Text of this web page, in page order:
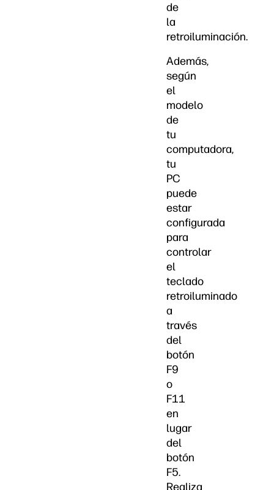
de
la
retroiluminación.
Además,
según
el
modelo
de
tu
computadora,
tu
PC
puede
estar
configurada
para
controlar
el
teclado
retroiluminado
a
través
del
botón
F9
o
F11
en
lugar
del
botón
F5.
Realiza